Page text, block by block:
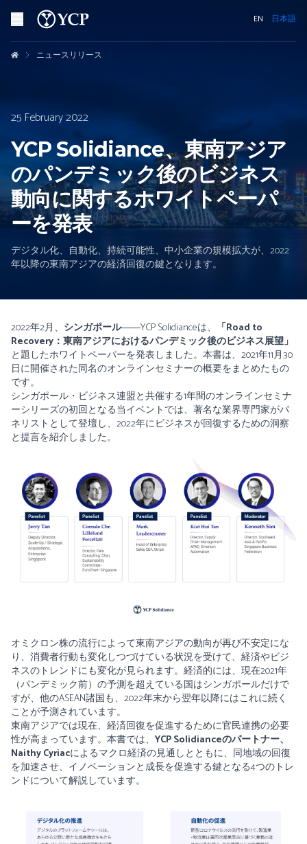
EN 日本語
ニュースリリース
25 February 2022
YCP Solidiance、東南アジア
のパンデミック後のビジネス
動向に関するホワイトペーパ
ーを発表
デジタル化、自動化、持続可能性、中小企業の規模拡大が、2022
年以降の東南アジアの経済回復の鍵となります。
2022年2月、 シンガポール――YCP Solidianceは、
「Road to
Recovery：東南アジアにおけるパンデミック後のビジネス展望」
と題したホワイトペーパーを発表しました。本書は、2021年11月30
日に開催された同名のオンラインセミナーの概要をまとめたもの
です。
シンガポール・ビジネス連盟と共催する1年間のオンラインセミナ
ーシリーズの初回となる当イベントでは、著名な業界専門家がパ
ネリストとして登壇し、2022年にビジネスが回復するための洞察
と提言を紹介しました。
オミクロン株の流行によって東南アジアの動向が再び不安定にな
り、消費者行動も変化しつづけている状況を受けて、経済やビジ
ネスのトレンドにも変化が見られます。経済的には、現在2021年
（パンデミック前）の予測を超えている国はシンガポールだけで
すが、他のASEAN諸国も、2022年末から翌年以降にはこれに続く
ことが予測されています。
東南アジアでは現在、経済回復を促進するために官民連携の必要
性が高まっています。本書では、 YCP Solidianceのパートナー、
Naithy Cyriacによるマクロ経済の見通しとともに、同地域の回復
を加速させ、イノベーションと成長を促進する鍵となる4つのトレ
ンドについて解説しています。